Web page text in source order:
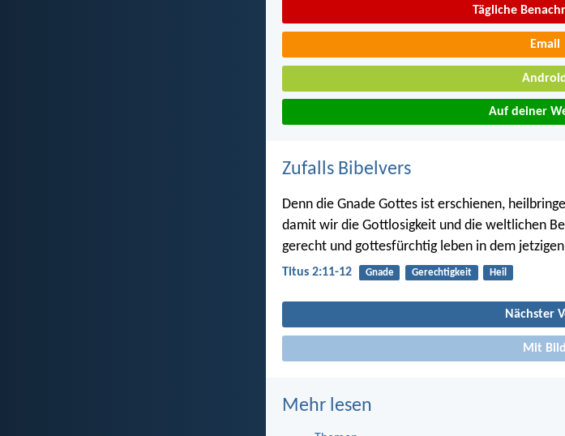
Tägliche
Email
Android
Auf deiner
Zufalls Bibelvers
Denn die Gnade Gottes ist erschienen,
damit wir die Gottlosigkeit und die weltlichen
gerecht und gottesfürchtig leben in dem
Titus 2:11-12 Gnade Gerechtigkeit Heil
Nächster
Mit Bild
Mehr lesen